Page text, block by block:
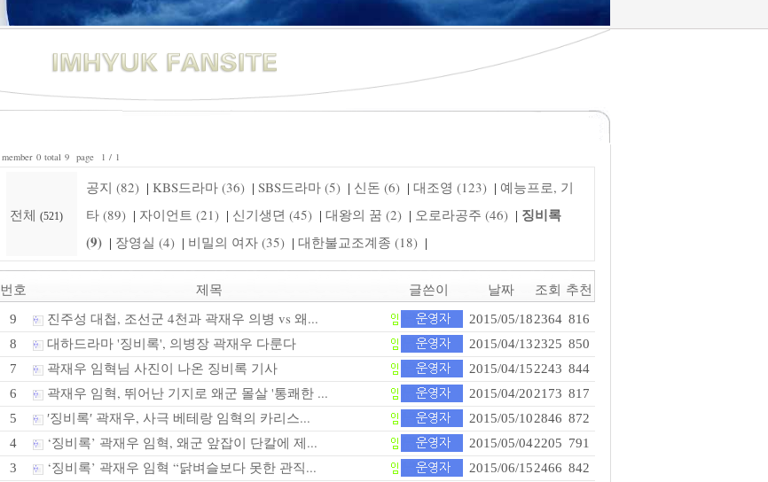
member 0 total 9 page 1 / 1
전체 (521)
공지 (82) | KBS드라마 (36) | SBS드라마 (5) | 신돈 (6) | 대조영 (123) | 예능프로, 기
타 (89) | 자이언트 (21) | 신기생뎐 (45) | 대왕의 꿈 (2) | 오로라공주 (46) | 징비록
(9) | 장영실 (4) | 비밀의 여자 (35) | 대한불교조계종 (18) |
번호 제목 글쓴이 날짜 조회 추천
9 진주성 대첩, 조선군 4천과 곽재우 의병 vs 왜... 2015/05/182364 816
8
대하드라마 '징비록', 의병장 곽재우 다룬다 2015/04/132325 850
7
곽재우 임혁님 사진이 나온 징비록 기사 2015/04/152243 844
6
곽재우 임혁, 뛰어난 기지로 왜군 몰살 '통쾌한 ... 2015/04/202173 817
5
′징비록′ 곽재우, 사극 베테랑 임혁의 카리스... 2015/05/102846 872
4
‘징비록’ 곽재우 임혁, 왜군 앞잡이 단칼에 제... 2015/05/042205 791
3
‘징비록’ 곽재우 임혁 “닭벼슬보다 못한 관직... 2015/06/152466 842